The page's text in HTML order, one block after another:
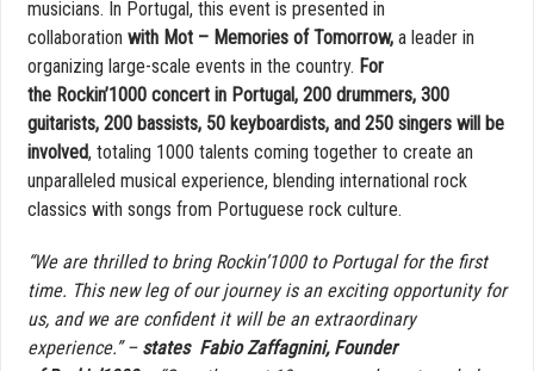
musicians. In Portugal, this event is presented in
collaboration with Mot – Memories of Tomorrow, a leader in
organizing large-scale events in the country. For
the Rockin’1000 concert in Portugal, 200 drummers, 300
guitarists, 200 bassists, 50 keyboardists, and 250 singers will be
involved, totaling 1000 talents coming together to create an
unparalleled musical experience, blending international rock
classics with songs from Portuguese rock culture.
“We are thrilled to bring Rockin’1000 to Portugal for the first
time. This new leg of our journey is an exciting opportunity for
us, and we are confident it will be an extraordinary
experience.” – states Fabio Zaffagnini, Founder